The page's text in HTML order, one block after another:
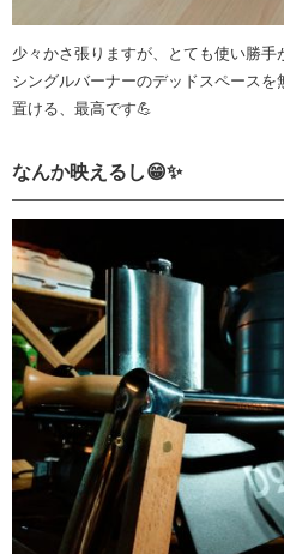
少々かさ張りますが、とても使い勝手
シングルバーナーのデッドスペースを
置ける、最高です💪
なんか映えるし😁✨